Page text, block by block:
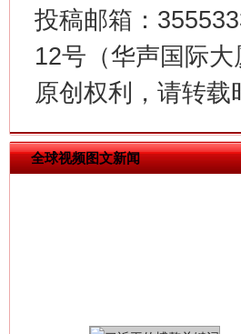
投稿邮箱：
12号（华声国际
原创权利，请转
全球视频图文新闻
在谋一域中谋全局